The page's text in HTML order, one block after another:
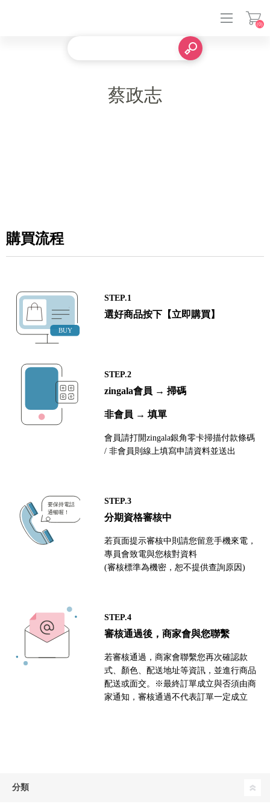
(0)
蔡政志
購買流程
STEP.1
選好商品按下【立即購買】
STEP.2
zingala會員 → 掃碼
非會員 → 填單
會員請打開zingala銀角零卡掃描付款條碼
/ 非會員則線上填寫申請資料並送出
STEP.3
分期資格審核中
若頁面提示審核中則請您留意手機來電，
專員會致電與您核對資料
(審核標準為機密，恕不提供查詢原因)
STEP.4
審核通過後，商家會與您聯繫
若審核通過，商家會聯繫您再次確認款
式、顏色、配送地址等資訊，並進行商品
配送或面交。※最終訂單成立與否須由商
家通知，審核通過不代表訂單一定成立
分類